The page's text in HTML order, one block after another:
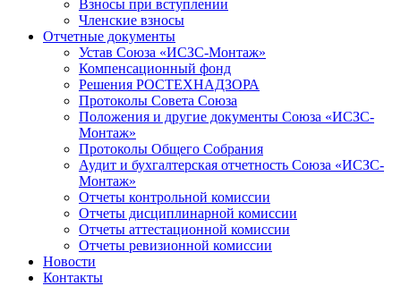
Взносы при вступлении
Членские взносы
Отчетные документы
Устав Союза «ИСЗС-Монтаж»
Компенсационный фонд
Решения РОСТЕХНАДЗОРА
Протоколы Совета Союза
Положения и другие документы Союза «ИСЗС-
Монтаж»
Протоколы Общего Собрания
Аудит и бухгалтерская отчетность Союза «ИСЗС-
Монтаж»
Отчеты контрольной комиссии
Отчеты дисциплинарной комиссии
Отчеты аттестационной комиссии
Отчеты ревизионной комиссии
Новости
Контакты